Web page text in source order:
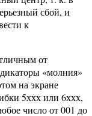
сбой, и
к
от
«молния»
на экране
5ххх или 6ххх,
число от 001 до